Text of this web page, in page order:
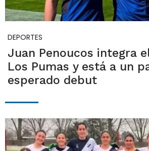
DEPORTES
Juan Penoucos integra
Los Pumas y está a un
esperado debut